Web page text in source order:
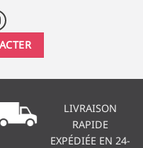
LIVRAISON
RAPIDE
EXPÉDIÉE EN 24-